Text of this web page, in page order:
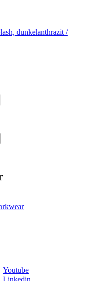
dunkelanthrazit /
Youtube